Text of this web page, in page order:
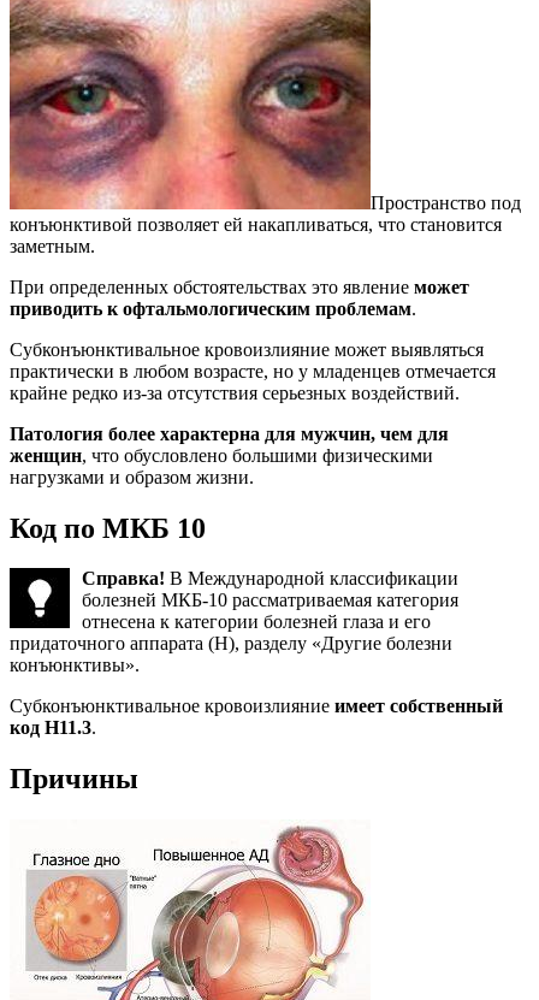
Пространство под
конъюнктивой позволяет ей накапливаться, что становится
заметным.
При определенных обстоятельствах это явление может
приводить к офтальмологическим проблемам.
Субконъюнктивальное кровоизлияние может выявляться
практически в любом возрасте, но у младенцев отмечается
крайне редко из-за отсутствия серьезных воздействий.
Патология более характерна для мужчин, чем для
женщин, что обусловлено большими физическими
нагрузками и образом жизни.
Код по МКБ 10
Справка! В Международной классификации
болезней МКБ-10 рассматриваемая категория
отнесена к категории болезней глаза и его
придаточного аппарата (Н), разделу «Другие болезни
конъюнктивы».
Субконъюнктивальное кровоизлияние имеет собственный
код Н11.3.
Причины